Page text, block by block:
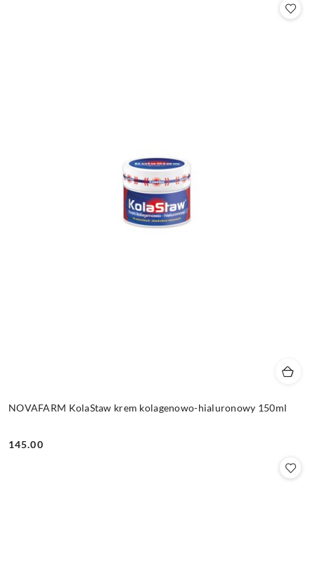
NOVAFARM KolaStaw krem kolagenowo-hialuronowy 150ml
Cena:
145.00